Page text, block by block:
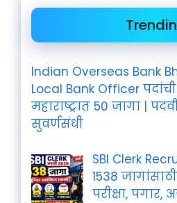
Indian Overseas Bank
Local Bank Officer
महाराष्ट्रात 50 जागा |
सुवर्णसंधी
SBI Clerk
1538
परीक्षा, पगार,